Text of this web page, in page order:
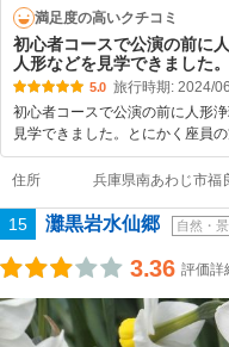
満足度の高いクチコミ
初心者コースで公演の前に
人形などを見学できました。
5.0 旅行時期: 2024/06
初心者コースで公演の前に人形
見学できました。とにかく座員
住所 兵庫県南あわじ市福
15 灘黒岩水仙郷 自然・
3.36 評価詳